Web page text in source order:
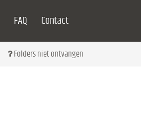
FAQ Contact
Folders niet ontvangen